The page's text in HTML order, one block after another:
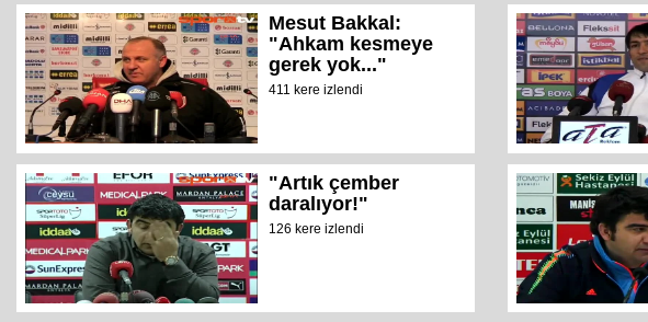
Mesut Bakkal:
"Ahkam kesmeye
gerek yok..."
411 kere izlendi
"Artık çember
daralıyor!"
126 kere izlendi